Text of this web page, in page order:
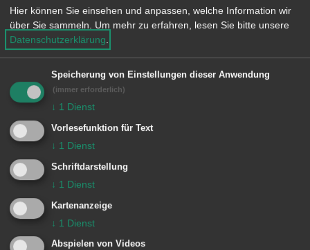
Montag 8.30 bis 12 Uhr
Dienstag 8.30 bis 12 Uhr
Mittwoch 8.30 bis 12 Uhr und 14 - 16
Donnerstag 8.30 - 12 Uhr und 14 - 16
Uhr
Freitag 8.30 bis 12 Uhr
Wir bitten um vorherige
Terminvereinbarung
Hier können Sie einsehen und anpassen, welche Information wir
über Sie sammeln. Um mehr zu erfahren, lesen Sie bitte unsere
Datenschutzerklärung.
Speicherung von Einstellungen dieser Anwendung
(immer erforderlich)
↓ 1 Dienst
Vorlesefunktion für Text
↓ 1 Dienst
Schriftdarstellung
↓ 1 Dienst
Kartenanzeige
↓ 1 Dienst
Abspielen von Videos